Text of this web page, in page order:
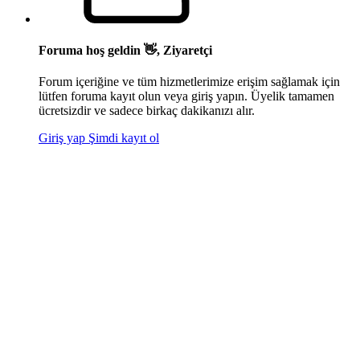
Foruma hoş geldin 👋, Ziyaretçi
Forum içeriğine ve tüm hizmetlerimize erişim sağlamak için
lütfen foruma kayıt olun veya giriş yapın. Üyelik tamamen
ücretsizdir ve sadece birkaç dakikanızı alır.
Giriş yap Şimdi kayıt ol